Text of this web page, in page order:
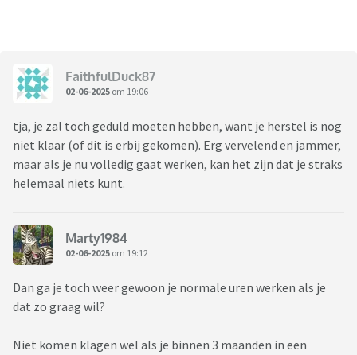
FaithfulDuck87
02-06-2025 om 19:06
tja, je zal toch geduld moeten hebben, want je herstel is nog
niet klaar (of dit is erbij gekomen). Erg vervelend en jammer,
maar als je nu volledig gaat werken, kan het zijn dat je straks
helemaal niets kunt.
Marty1984
02-06-2025 om 19:12
Dan ga je toch weer gewoon je normale uren werken als je
dat zo graag wil?
Niet komen klagen wel als je binnen 3 maanden in een